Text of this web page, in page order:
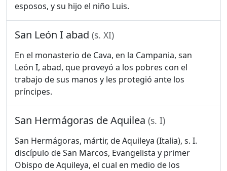
esposos, y su hijo el niño Luis.
San León I abad (s. XI)
En el monasterio de Cava, en la Campania, san
León I, abad, que proveyó a los pobres con el
trabajo de sus manos y les protegió ante los
príncipes.
San Hermágoras de Aquilea (s. I)
San Hermágoras, mártir, de Aquileya (Italia), s. I.
discípulo de San Marcos, Evangelista y primer
Obispo de Aquileya, el cual en medio de los